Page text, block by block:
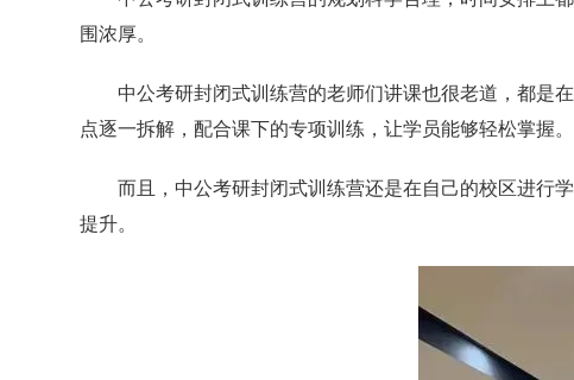
围浓厚。
中公考研封闭式训练营的老师们讲课也很老道，都是
点逐一拆解，配合课下的专项训练，让学员能够轻松掌握。
而且，中公考研封闭式训练营还是在自己的校区进行
提升。